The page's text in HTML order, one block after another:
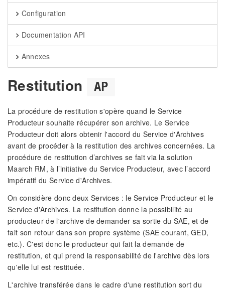
Configuration
Documentation API
Annexes
Restitution AP
La procédure de restitution s'opère quand le Service
Producteur souhaite récupérer son archive. Le Service
Producteur doit alors obtenir l'accord du Service d'Archives
avant de procéder à la restitution des archives concernées. La
procédure de restitution d’archives se fait via la solution
Maarch RM, à l’initiative du Service Producteur, avec l’accord
impératif du Service d'Archives.
On considère donc deux Services : le Service Producteur et le
Service d'Archives. La restitution donne la possibilité au
producteur de l'archive de demander sa sortie du SAE, et de
fait son retour dans son propre système (SAE courant, GED,
etc.). C'est donc le producteur qui fait la demande de
restitution, et qui prend la responsabilité de l'archive dès lors
qu'elle lui est restituée.
L'archive transférée dans le cadre d'une restitution sort du